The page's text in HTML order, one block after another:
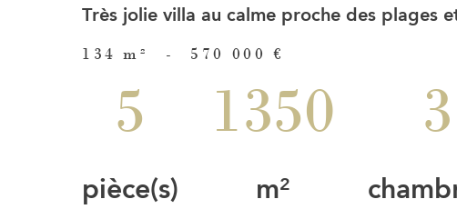
Très jolie villa au calme proche des plages
134 m² - 570 000 €
5
pièce(s)
1350
m²
3